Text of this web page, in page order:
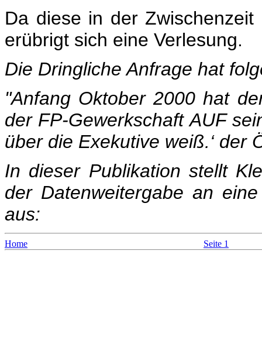
Da diese in der
erübrigt sich eine Verlesung.
Die Dringliche Anfrage hat
"Anfang Oktober 2000 hat
der FP-Gewerkschaft AUF
über die Exekutive weiß.‘ der
In dieser Publikation stellt
der Datenweitergabe an
aus:
Home Seite 1